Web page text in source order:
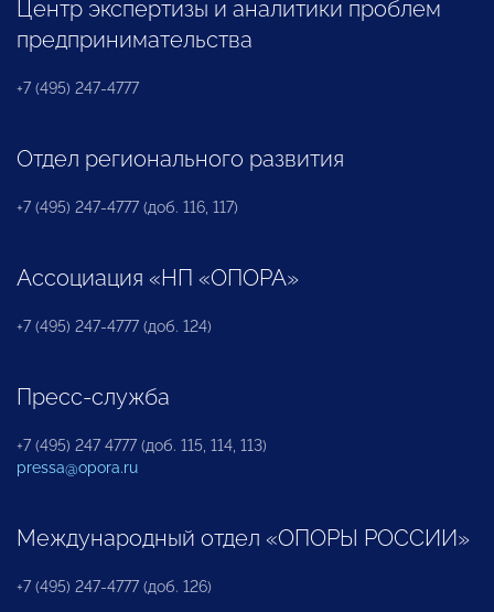
Центр экспертизы и аналитики проблем
предпринимательства
+7 (495) 247-4777
Отдел регионального развития
+7 (495) 247-4777 (доб. 116, 117)
Ассоциация «НП «ОПОРА»
+7 (495) 247-4777 (доб. 124)
Пресс-служба
+7 (495) 247 4777 (доб. 115, 114, 113)
pressa@opora.ru
Международный отдел «ОПОРЫ РОССИИ»
+7 (495) 247-4777 (доб. 126)